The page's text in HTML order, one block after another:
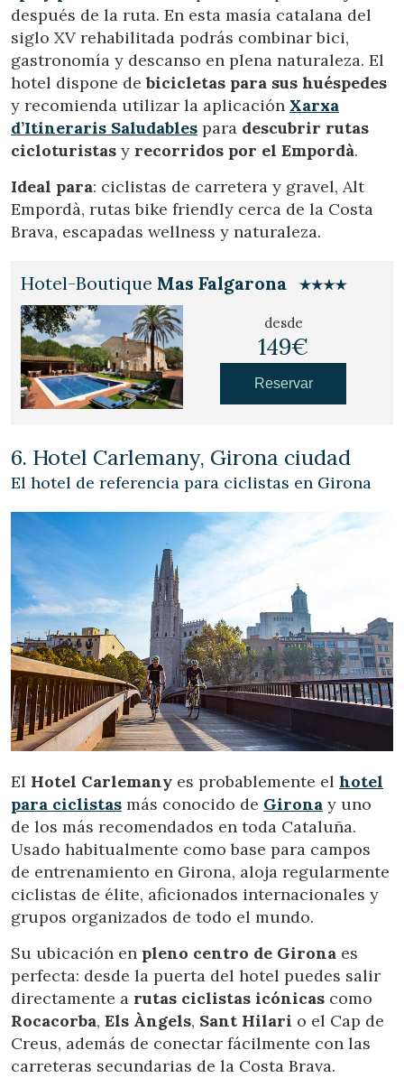
Verificar localizador
después de la ruta. En esta masía catalana del
siglo XV rehabilitada podrás combinar bici,
gastronomía y descanso en plena naturaleza. El
hotel dispone debicicletas para sus huéspedes
y recomienda utilizar la aplicación Xarxa
d’Itineraris Saludables para descubrir rutas
cicloturistas y recorridos por el Empordà.
Ideal para: ciclistas de carretera y gravel, Alt
Empordà, rutas bike friendly cerca de la Costa
Brava, escapadas wellness y naturaleza.
Hotel-Boutique Mas Falgarona
desde
149€
Reservar
6. Hotel Carlemany, Girona ciudad
El hotel de referencia para ciclistas en Girona
El Hotel Carlemany es probablemente el hotel
para ciclistas más conocido de Girona y uno
de los más recomendados en toda Cataluña.
Usado habitualmente como base para campos
de entrenamiento en Girona, aloja regularmente
ciclistas de élite, aficionados internacionales y
grupos organizados de todo el mundo.
Su ubicación en pleno centro de Girona es
perfecta: desde la puerta del hotel puedes salir
directamente a rutas ciclistas icónicas como
Rocacorba, Els Àngels, Sant Hilari o el Cap de
Creus, además de conectar fácilmente con las
carreteras secundarias de la Costa Brava.